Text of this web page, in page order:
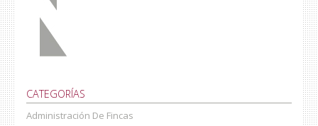
CATEGORÍAS
Administración De Fincas